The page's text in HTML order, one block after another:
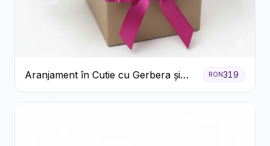
Aranjament în Cutie cu Gerbera și
Trandafiri Roz
RON319